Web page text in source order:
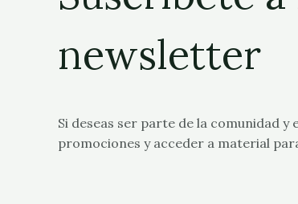
newsletter
Si deseas ser parte de la comunidad
promociones y acceder a material